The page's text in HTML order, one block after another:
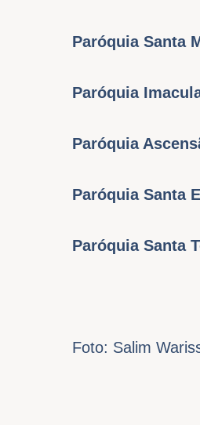
Paróquia Santa
Paróquia
Paróquia
Paróquia Santa
Paróquia Santa
Foto: Salim